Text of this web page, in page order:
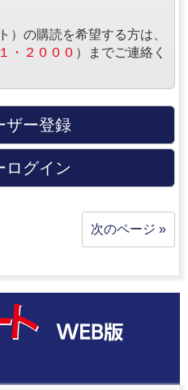
の購読を希望する方は、
・２０００ ）までご連絡く
ザー登録
ログイン
次のページ »